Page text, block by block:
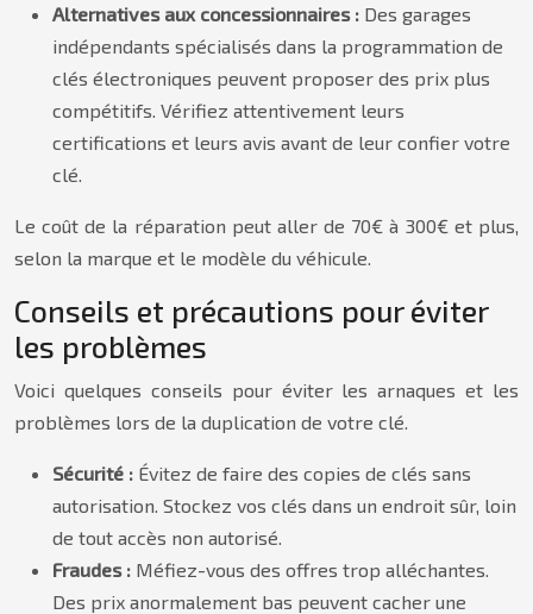
Alternatives aux concessionnaires : Des garages
indépendants spécialisés dans la programmation de
clés électroniques peuvent proposer des prix plus
compétitifs. Vérifiez attentivement leurs
certifications et leurs avis avant de leur confier votre
clé.
Le coût de la réparation peut aller de 70€ à 300€ et plus,
selon la marque et le modèle du véhicule.
Conseils et précautions pour éviter
les problèmes
Voici quelques conseils pour éviter les arnaques et les
problèmes lors de la duplication de votre clé.
Sécurité : Évitez de faire des copies de clés sans
autorisation. Stockez vos clés dans un endroit sûr, loin
de tout accès non autorisé.
Fraudes : Méfiez-vous des offres trop alléchantes.
Des prix anormalement bas peuvent cacher une